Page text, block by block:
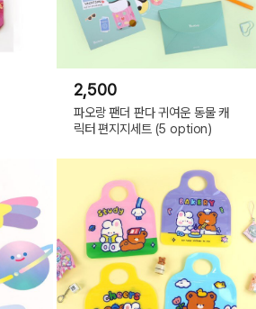
2,500
파오랑 팬더 판다 귀여운 동물 캐
릭터 편지지세트 (5 option)